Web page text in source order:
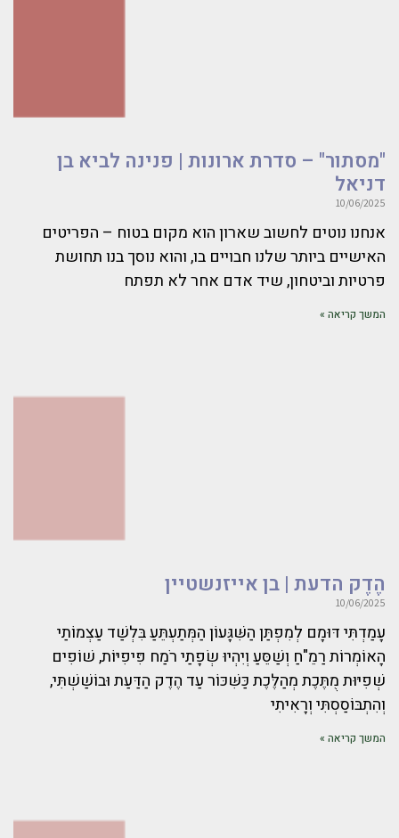
"מסתור" – סדרת ארונות | פנינה לביא בן
דניאל
10/06/2025
אנחנו נוטים לחשוב שארון הוא מקום בטוח – הפריטים
האישיים ביותר שלנו חבויים בו, והוא נוסך בנו תחושת
פרטיות וביטחון, שיד אדם אחר לא תפתח
המשך קריאה »
הֶדֶק הדעת | בן אייזנשטיין
10/06/2025
עָמַדְתִּי דּוּמָם לְמִפְתַּן הַשִּׁגָּעוֹן הַמְּתַעְתֵּעַ בִּלְשַׁד עַצְמוֹתַי
הָאוֹמְרוֹת רַמֵ"חַ וְשַׁסֵּעַ וְיִהְיוּ שְׂפָתַי רֹמַח פִּיפִיּוֹת, שׁוֹפִים
שְׁפִיּוּת מֻתֶּכֶת מְהַלֶּכֶת כַּשִּׁכּוֹר עַד הֶדֶק הַדַּעַת וּבוֹשַׁשְׁתִּי,
וְהִתְבּוֹסַסְתִּי וְרָאִיתִי
המשך קריאה »